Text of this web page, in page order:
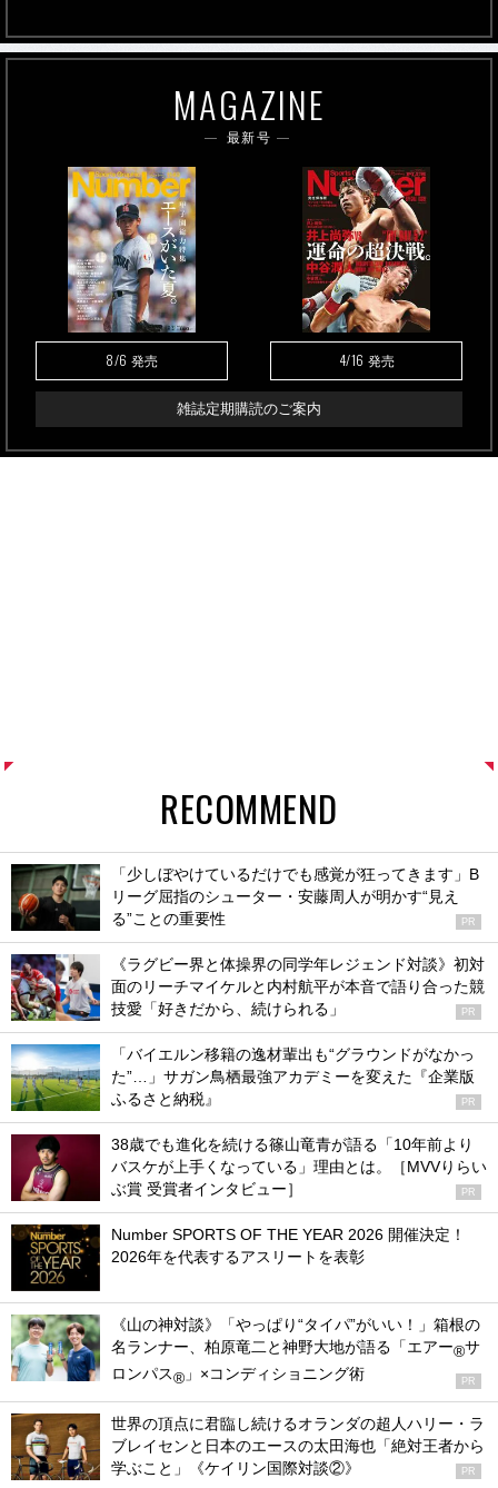
MAGAZINE
最新号
8/6 発売 4/16 発売
雑誌定期購読のご案内
RECOMMEND
「少しぼやけているだけでも感覚が狂ってきます」B
リーグ屈指のシューター・安藤周人が明かす“見え
る”ことの重要性
PR
《ラグビー界と体操界の同学年レジェンド対談》初対
面のリーチマイケルと内村航平が本音で語り合った競
技愛「好きだから、続けられる」
PR
「バイエルン移籍の逸材輩出も“グラウンドがなかっ
た”…」サガン鳥栖最強アカデミーを変えた『企業版
ふるさと納税』
PR
38歳でも進化を続ける篠山竜青が語る「10年前より
バスケが上手くなっている」理由とは。［MVVりらい
ぶ賞 受賞者インタビュー］
PR
Number SPORTS OF THE YEAR 2026 開催決定！
2026年を代表するアスリートを表彰
《山の神対談》「やっぱり“タイパ”がいい！」箱根の
名ランナー、柏原竜二と神野大地が語る「エアー®サ
ロンパス® 」×コンディショニング術 PR
世界の頂点に君臨し続けるオランダの超人ハリー・ラ
ブレイセンと日本のエースの太田海也「絶対王者から
学ぶこと」《ケイリン国際対談②》
PR